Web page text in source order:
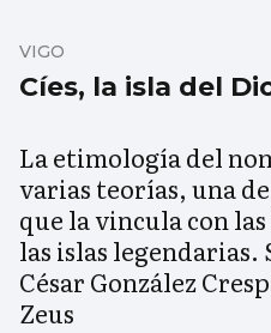
Cíes, la isla del
VIGO
La etimología del
varias teorías, una
que la vincula con
las islas
César González
Zeus